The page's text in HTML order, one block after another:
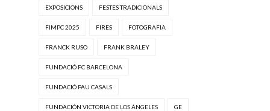
EXPOSICIONS FESTES TRADICIONALS
FIMPC 2025 FIRES FOTOGRAFIA
FRANCK RUSO FRANK BRALEY
FUNDACIÓ FC BARCELONA
FUNDACIÓ PAU CASALS
FUNDACIÓN VICTORIA DE LOS ÁNGELES GE